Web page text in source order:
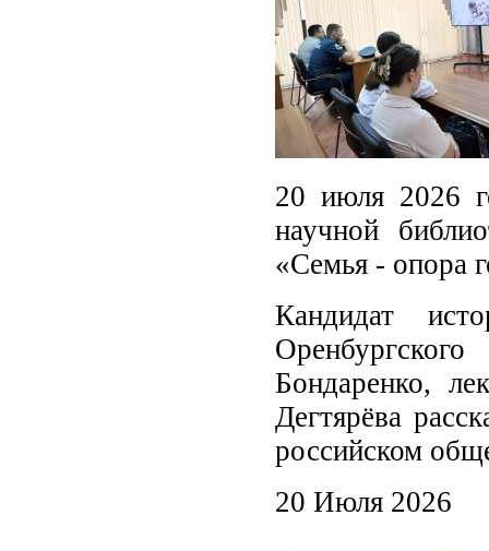
20 июля 2026
научной
«Семья - опора
Кандидат
Бондаренко,
Дегтярёва
российском
20 Июля 2026